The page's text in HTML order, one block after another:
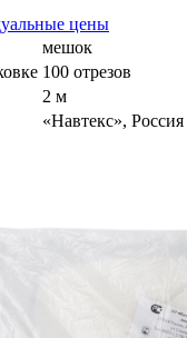
цены
мешок
100 отрезов
2 м
«Навтекс», Россия